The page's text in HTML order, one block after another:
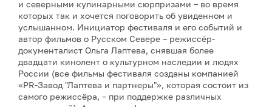
и северными кулинарными сюрпризами – во время
которых так и хочется поговорить об увиденном и
услышанном. Инициатор фестиваля и его событий и
автор фильмов о Русском Севере – режиссёр-
документалист Ольга Лаптева, снявшая более
двадцати кинолент о культурном наследии и людях
России (все фильмы фестиваля созданы компанией
«PR-Завод "Лаптева и партнеры"», которая состоит из
самого режиссёра, – при поддержке различных